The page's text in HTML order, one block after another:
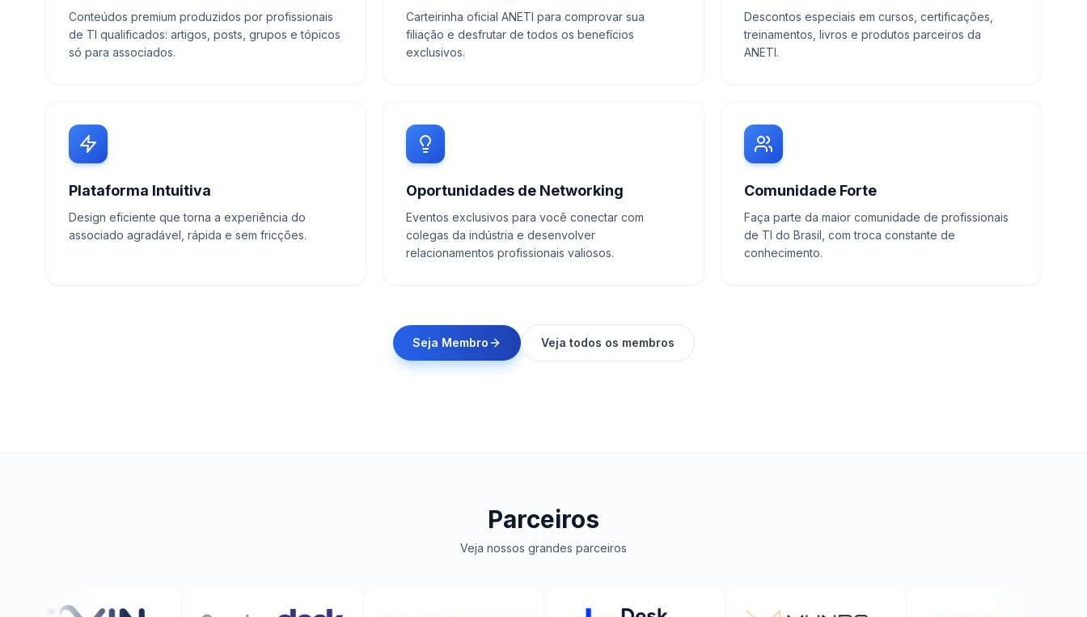
Conteúdos premium produzidos por profissionais
de TI qualificados: artigos, posts, grupos e tópicos
só para associados.
Carteirinha oficial ANETI para comprovar sua
filiação e desfrutar de todos os benefícios
exclusivos.
Descontos especiais em cursos, certificações,
treinamentos, livros e produtos parceiros da
ANETI.
Plataforma Intuitiva
Design eficiente que torna a experiência do
associado agradável, rápida e sem fricções.
Oportunidades de Networking
Eventos exclusivos para você conectar com
colegas da indústria e desenvolver
relacionamentos profissionais valiosos.
Comunidade Forte
Faça parte da maior comunidade de profissionais
de TI do Brasil, com troca constante de
conhecimento.
Seja Membro Veja todos os membros
Parceiros
Veja nossos grandes parceiros